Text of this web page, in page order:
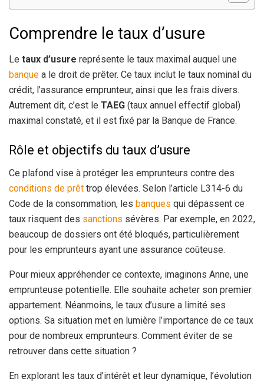
Comprendre le taux d’usure
Le taux d’usure représente le taux maximal auquel une
banque a le droit de prêter. Ce taux inclut le taux nominal du
crédit, l’assurance emprunteur, ainsi que les frais divers.
Autrement dit, c’est le TAEG (taux annuel effectif global)
maximal constaté, et il est fixé par la Banque de France.
Rôle et objectifs du taux d’usure
Ce plafond vise à protéger les emprunteurs contre des
conditions de prêt trop élevées. Selon l’article L314-6 du
Code de la consommation, les banques qui dépassent ce
taux risquent des sanctions sévères. Par exemple, en 2022,
beaucoup de dossiers ont été bloqués, particulièrement
pour les emprunteurs ayant une assurance coûteuse.
Pour mieux appréhender ce contexte, imaginons Anne, une
emprunteuse potentielle. Elle souhaite acheter son premier
appartement. Néanmoins, le taux d’usure a limité ses
options. Sa situation met en lumière l’importance de ce taux
pour de nombreux emprunteurs. Comment éviter de se
retrouver dans cette situation ?
En explorant les taux d’intérêt et leur dynamique, l’évolution